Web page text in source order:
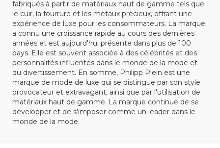
fabriqués à partir de matériaux haut de gamme tels que
le cuir, la fourrure et les métaux précieux, offrant une
expérience de luxe pour les consommateurs. La marque
a connu une croissance rapide au cours des dernières
années et est aujourd'hui présente dans plus de 100
pays. Elle est souvent associée à des célébrités et des
personnalités influentes dans le monde de la mode et
du divertissement. En somme, Philipp Plein est une
marque de mode de luxe qui se distingue par son style
provocateur et extravagant, ainsi que par l'utilisation de
matériaux haut de gamme. La marque continue de se
développer et de s'imposer comme un leader dans le
monde de la mode.